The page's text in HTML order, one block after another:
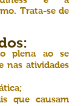
Trata-se de
plena ao se
nas atividades
que causam